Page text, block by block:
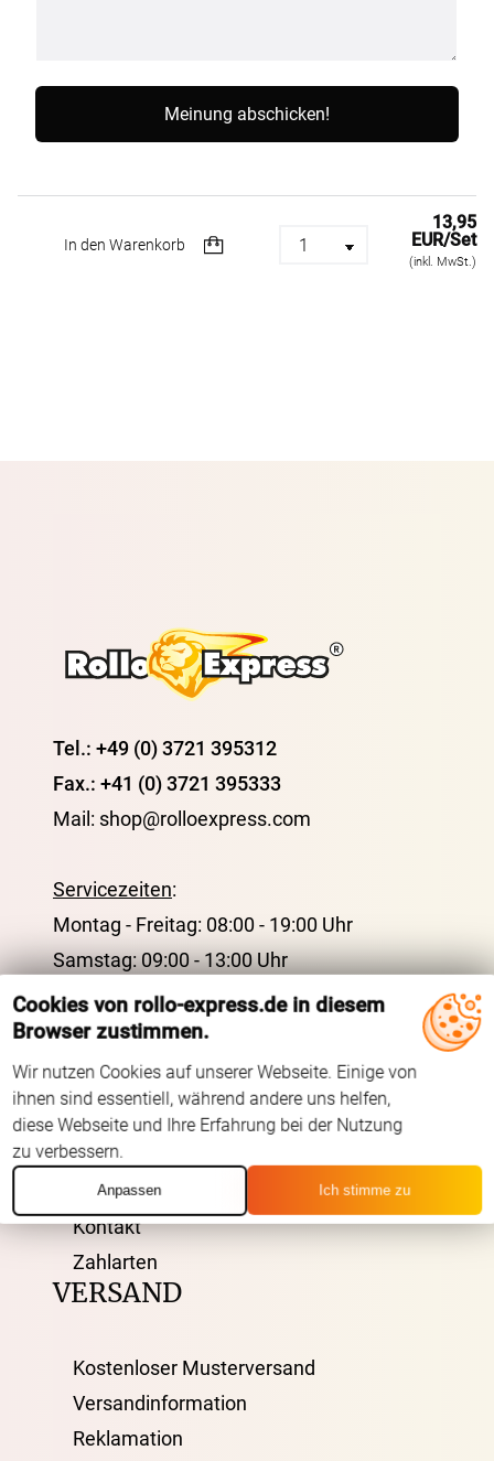
In den Warenkorb
13,95
EUR/Set
(inkl. MwSt.)
Cookies von rollo-express.de in diesem
Browser zustimmen.
Wir nutzen Cookies auf unserer Webseite. Einige von
ihnen sind essentiell, während andere uns helfen,
diese Webseite und Ihre Erfahrung bei der Nutzung
zu verbessern.
Anpassen Ich stimme zu
Tel.: +49 (0) 3721 395312
Fax.: +41 (0) 3721 395333
Mail: shop@rolloexpress.com
Servicezeiten:
Montag - Freitag: 08:00 - 19:00 Uhr
Samstag: 09:00 - 13:00 Uhr
ÜBER UNS
AGB
Impressum
Datenschutz
FAQ
Kontakt
Zahlarten
VERSAND
Kostenloser Musterversand
Versandinformation
Reklamation